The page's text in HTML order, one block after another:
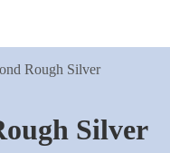
Rough Silver
Silver